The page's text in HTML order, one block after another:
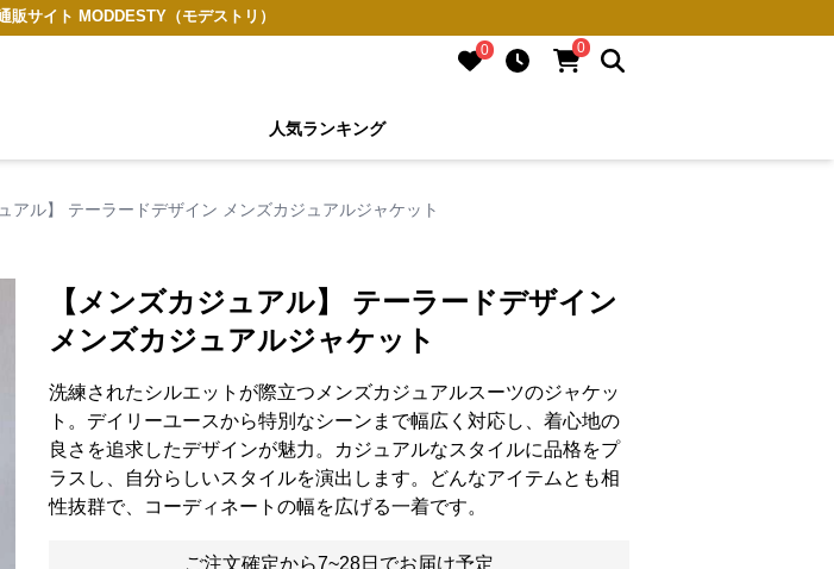
販サイト MODDESTY（モデストリ）
0 0
人気ランキング
アル】 テーラードデザイン メンズカジュアルジャケット
【メンズカジュアル】 テーラードデザイン
メンズカジュアルジャケット
洗練されたシルエットが際立つメンズカジュアルスーツのジャケッ
ト。デイリーユースから特別なシーンまで幅広く対応し、着心地の
良さを追求したデザインが魅力。カジュアルなスタイルに品格をプ
ラスし、自分らしいスタイルを演出します。どんなアイテムとも相
性抜群で、コーディネートの幅を広げる一着です。
ご注文確定から7~28日でお届け予定